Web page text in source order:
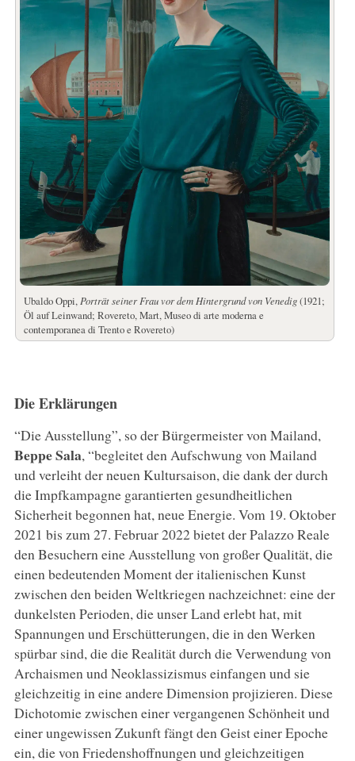
Ubaldo Oppi,Porträt seiner Frau vor dem Hintergrund von Venedig(1921;
Öl auf Leinwand; Rovereto, Mart, Museo di arte moderna e
contemporanea di Trento e Rovereto)
Die Erklärungen
“Die Ausstellung”, so der Bürgermeister von Mailand,
Beppe Sala, “begleitet den Aufschwung von Mailand
und verleiht der neuen Kultursaison, die dank der durch
die Impfkampagne garantierten gesundheitlichen
Sicherheit begonnen hat, neue Energie. Vom 19. Oktober
2021 bis zum 27. Februar 2022 bietet der Palazzo Reale
den Besuchern eine Ausstellung von großer Qualität, die
einen bedeutenden Moment der italienischen Kunst
zwischen den beiden Weltkriegen nachzeichnet: eine der
dunkelsten Perioden, die unser Land erlebt hat, mit
Spannungen und Erschütterungen, die in den Werken
spürbar sind, die die Realität durch die Verwendung von
Archaismen und Neoklassizismus einfangen und sie
gleichzeitig in eine andere Dimension projizieren. Diese
Dichotomie zwischen einer vergangenen Schönheit und
einer ungewissen Zukunft fängt den Geist einer Epoche
ein, die von Friedenshoffnungen und gleichzeitigen